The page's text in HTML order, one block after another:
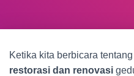
Ketika kita berbicara tentang
restorasi dan renovasi